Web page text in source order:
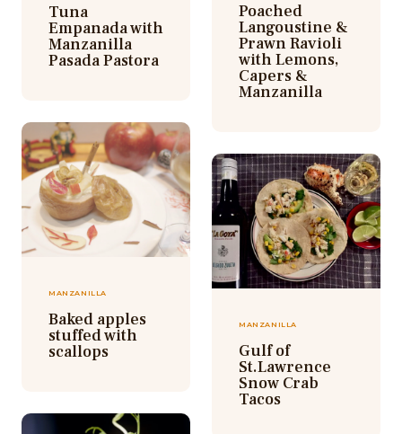
Tuna
Empanada with
Manzanilla
Pasada Pastora
Poached
Langoustine &
Prawn Ravioli
with Lemons,
Capers &
Manzanilla
MANZANILLA
Baked apples
stuffed with
scallops
MANZANILLA
Gulf of
St.Lawrence
Snow Crab
Tacos